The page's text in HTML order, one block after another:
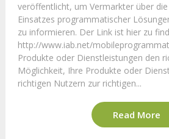
veröffentlicht, um Vermarkter über
Einsatzes programmatischer
zu informieren. Der Link ist hier zu
http://www.iab.net/
Produkte oder Dienstleistungen den
Möglichkeit, Ihre Produkte oder
richtigen Nutzern zur richtigen...
Read More